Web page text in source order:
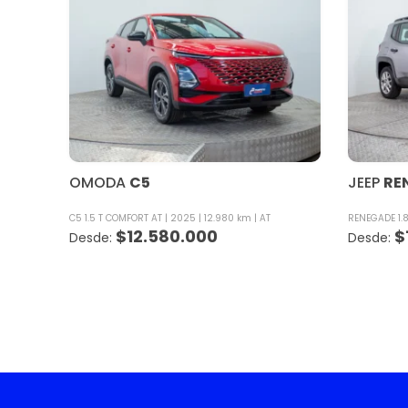
OMODA C5
C5 1.5 T COMFORT AT 2025 12.980 km AT
$12.580.000
JEEP
RENEGADE
$